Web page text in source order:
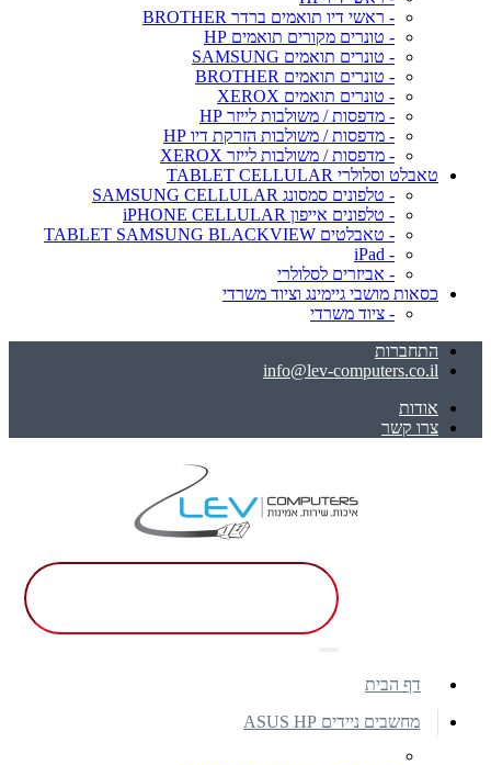
- ראשי דיו תואמים ברדר BROTHER
- טונרים מקורים תואמים HP
- טונרים תואמים SAMSUNG
- טונרים תואמים BROTHER
- טונרים תואמים XEROX
- מדפסות / משולבות לייזר HP
- מדפסות / משולבות הזרקת דיו HP
- מדפסות / משולבות לייזר XEROX
טאבלט וסלולרי TABLET CELLULAR
- טלפונים סמסונג SAMSUNG CELLULAR
- טלפונים אייפון iPHONE CELLULAR
- טאבלטים TABLET SAMSUNG BLACKVIEW
- iPad
- אביזרים לסלולרי
כסאות מושבי גיימינג וציוד משרדי
- ציוד משרדי
התחברות
info@lev-computers.co.il
אודות
צרו קשר
דף הבית
מחשבים ניידים ASUS HP